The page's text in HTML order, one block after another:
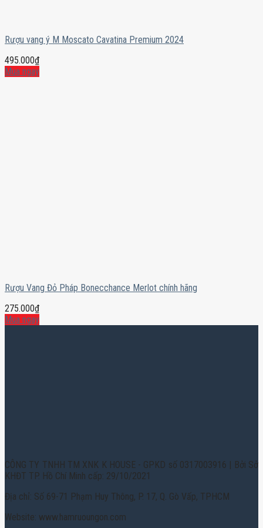
Rượu vang ý M Moscato Cavatina Premium 2024
495.000₫
Mua ngay
Rượu Vang Đỏ Pháp Bonecchance Merlot chính hãng
275.000₫
Mua ngay
CÔNG TY TNHH TM XNK K HOUSE - GPKD số 0317003916 | Bởi Sở
KHĐT TP. Hồ Chí Minh cấp: 29/10/2021
Địa chỉ: Số 69-71 Phạm Huy Thông, P. 17, Q. Gò Vấp, TPHCM
Website: www.hamruoungon.com